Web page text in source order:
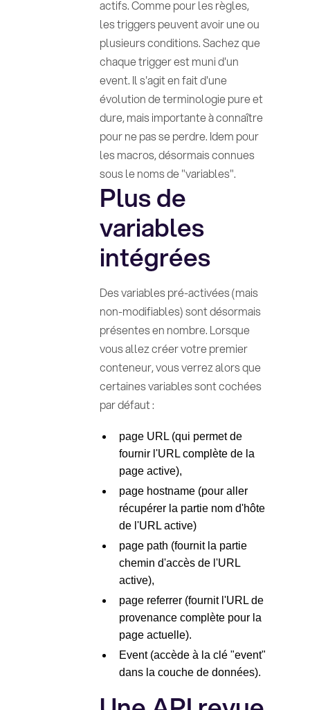
actifs. Comme pour les règles,
les triggers peuvent avoir une ou
plusieurs conditions. Sachez que
chaque trigger est muni d'un
event. Il s'agit en fait d'une
évolution de terminologie pure et
dure, mais importante à connaître
pour ne pas se perdre. Idem pour
les macros, désormais connues
sous le noms de "variables".
Plus de
variables
intégrées
Des variables pré-activées (mais
non-modifiables) sont désormais
présentes en nombre. Lorsque
vous allez créer votre premier
conteneur, vous verrez alors que
certaines variables sont cochées
par défaut :
page URL (qui permet de
fournir l'URL complète de la
page active),
page hostname (pour aller
récupérer la partie nom d'hôte
de l'URL active)
page path (fournit la partie
chemin d'accès de l'URL
active),
page referrer (fournit l'URL de
provenance complète pour la
page actuelle).
Event (accède à la clé "event"
dans la couche de données).